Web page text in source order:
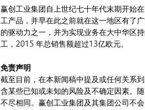
赢创工业集团自上世纪七十年代末期开始
工产品，并早在此之前就在这一地区有了
的驱动力之一，并为实现业务在大中华区
工，2015 年总销售额超过13亿欧元。
免责声明
截至目前，在本新闻稿中提及或任何关系
含某些已知或未知的风险及不确定因素。
不尽相同。赢创工业集团及其集团公司不